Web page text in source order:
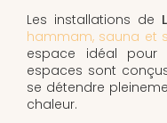
Les installations de
hammam, sauna et
espace idéal pour
espaces sont
se détendre
chaleur.